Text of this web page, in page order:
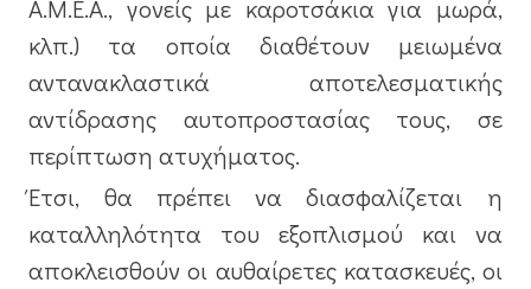
Α.Μ.Ε.Α., γονείς με καροτσάκια για μωρά,
κλπ.) τα οποία διαθέτουν μειωμένα
αντανακλαστικά αποτελεσματικής
αντίδρασης αυτοπροστασίας τους, σε
περίπτωση ατυχήματος.
Έτσι, θα πρέπει να διασφαλίζεται η
καταλληλότητα του εξοπλισμού και να
αποκλεισθούν οι αυθαίρετες κατασκευές, οι